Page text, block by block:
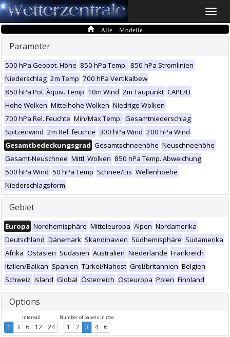
Toggle
Alle Modelle
Parameter
500 hPa Geopot. Höhe 850 hPa Temp. 850 hPa Stromlinien
Niederschlag 2m Temp 700 hPa Vertikalbew
850 hPa Pot. Äquiv. Temp 10m Wind 2m Taupunkt CAPE/LI
Hohe Wolken Mittelhohe Wolken Niedrige Wolken
700 hPa Rel. Feuchte Min/Max Temp. Gesamtniederschlag
Spitzenwind 2m Rel. feuchte 300 hPa Wind 200 hPa Wind
Gesamtbedeckungsgrad Gesamtschneehöhe Neuschneehöhe
Gesamt-Neuschnee Mittl. Wolken 850 hPa Temp. Abweichung
500 hPa Wind 50 hPa Temp Schnee/Eis Wellenhoehe
Niederschlagsform
Gebiet
Europa Nordhemisphäre Mitteleuropa Alpen Nordamerika
Deutschland Dänemark Skandinavien Südhemisphäre Südamerika
Afrika Ostasien Südasien Australien Niederlande Frankreich
Italien/Balkan Spanien Türkei/Nahost Großbritannien Belgien
Schweiz Island Global Österreich Osteuropa Polen Finnland
Options
Intervall
1 3 6 12 24
Number of panels in row
1 2 3 4 6